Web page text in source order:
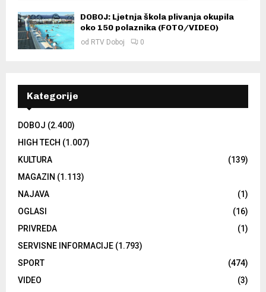
DOBOJ: Ljetnja škola plivanja okupila
oko 150 polaznika (FOTO/VIDEO)
od RTV Doboj 0
Kategorije
DOBOJ (2.400)
HIGH TECH (1.007)
KULTURA
(139)
MAGAZIN (1.113)
NAJAVA
(1)
OGLASI
(16)
PRIVREDA
(1)
SERVISNE INFORMACIJE (1.793)
SPORT
(474)
VIDEO
(3)